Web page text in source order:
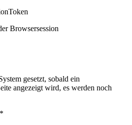
Browsersession
gesetzt, sobald ein
angezeigt wird, es werden noch